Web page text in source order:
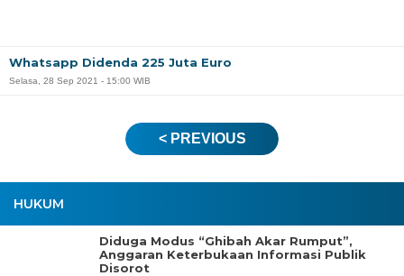
HUKUM
Diduga Modus “Ghibah Akar Rumput”,
Anggaran Keterbukaan Informasi Publik
Disorot
Whatsapp Didenda 225 Juta Euro
Selasa, 28 Sep 2021 - 15:00 WIB
< PREVIOUS